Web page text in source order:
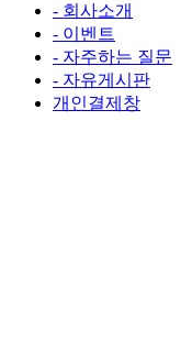
- 회사소개
- 이벤트
- 자주하는 질문
- 자유게시판
개인결제창